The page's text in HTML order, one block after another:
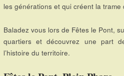
les générations et qui créent la
Baladez vous lors de Fêtes le Pont,
quartiers et découvrez une part
l’histoire du territoire.